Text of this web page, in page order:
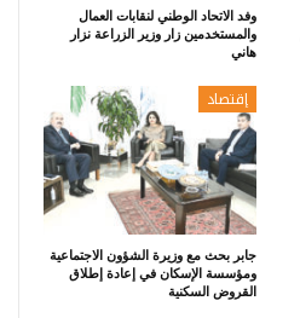
وفد الاتحاد الوطني لنقابات العمال
والمستخدمين زار وزير الزراعة نزار
هاني
إقتصاد
جابر بحث مع وزيرة الشؤون الاجتماعية
ومؤسسة الإسكان في إعادة إطلاق
القروض السكنية